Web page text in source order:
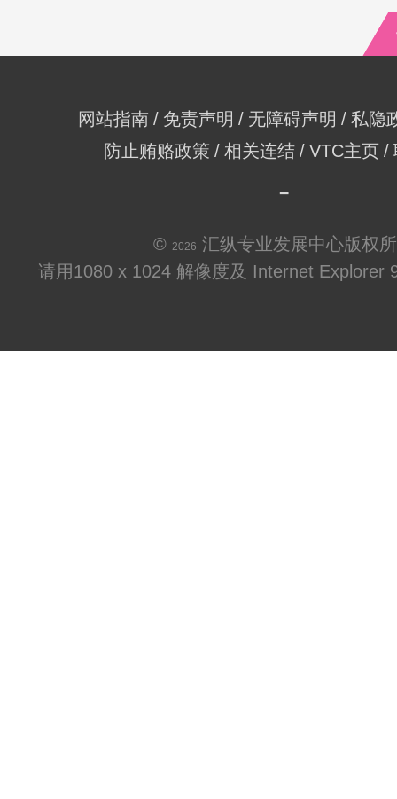
网站指南 免责声明 无障碍声明
私隐
防止贿赂政策
相关连结 VTC主页
© 2026 汇纵专业发展中心版权
请用1080 x 1024 解像度及 Internet Explorer